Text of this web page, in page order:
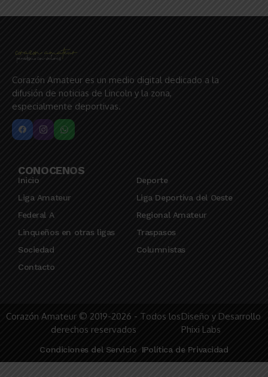
Corazón Amateur es un medio digital dedicado a la
difusión de noticias de Lincoln y la zona,
especialmente deportivas.
CONOCENOS
Inicio
Deporte
Liga Amateur
Liga Deportiva del Oeste
Federal A
Regional Amateur
Linqueños en otras ligas
Traspasos
Sociedad
Columnistas
Contacto
Corazón Amateur © 2019-2026 - Todos los
derechos reservados
Diseño y Desarrollo
Phixi Labs
Condiciones del Servicio Política de Privacidad